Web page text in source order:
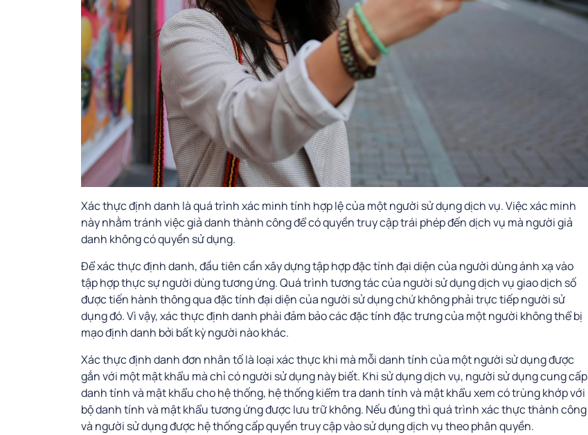
Xác thực định danh là quá trình xác minh tính hợp lệ của một người sử dụng dịch vụ. Việc xác minh
này nhằm tránh việc giả danh thành công để có quyền truy cập trái phép đến dịch vụ mà người giả
danh không có quyền sử dụng.
Để xác thực định danh, đầu tiên cần xây dựng tập hợp đặc tính đại diện của người dùng ánh xạ vào
tập hợp thực sự người dùng tương ứng. Quá trình tương tác của người sử dụng dịch vụ giao dịch số
được tiến hành thông qua đặc tính đại diện của người sử dụng chứ không phải trực tiếp người sử
dụng đó. Vì vậy, xác thực định danh phải đảm bảo các đặc tính đặc trưng của một người không thể bị
mạo định danh bởi bất kỳ người nào khác.
Xác thực định danh đơn nhân tố là loại xác thực khi mà mỗi danh tính của một người sử dụng được
gắn với một mật khẩu mà chỉ có người sử dụng này biết. Khi sử dụng dịch vụ, người sử dụng cung cấp
danh tính và mật khẩu cho hệ thống, hệ thống kiểm tra danh tính và mật khẩu xem có trùng khớp với
bộ danh tính và mật khẩu tương ứng được lưu trữ không. Nếu đúng thì quá trình xác thực thành công
và người sử dụng được hệ thống cấp quyền truy cập vào sử dụng dịch vụ theo phân quyền.